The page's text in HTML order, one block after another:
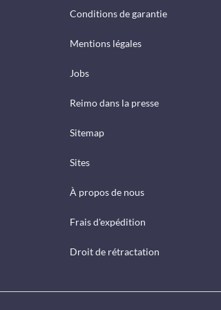
Conditions de garantie
Mentions légales
Jobs
Reimo dans la presse
Sitemap
Sites
À propos de nous
Frais d'expédition
Droit de rétractation